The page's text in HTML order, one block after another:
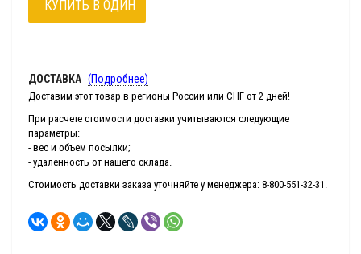
КУПИТЬ В ОДИН
ДОСТАВКА (Подробнее)
Доставим этот товар в регионы России или СНГ от 2 дней!
При расчете стоимости доставки учитываются следующие
параметры:
- вес и объем посылки;
- удаленность от нашего склада.
Стоимость доставки заказа уточняйте у менеджера: 8-800-551-32-31.